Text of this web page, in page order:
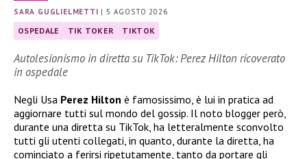
SARA GUGLIELMETTI |5 AGOSTO 2026
OSPEDALE TIK TOKER TIKTOK
Autolesionismo in diretta su TikTok: Perez Hilton ricoverato
in ospedale
Negli Usa Perez Hilton è famosissimo, è lui in pratica ad
aggiornare tutti sul mondo del gossip. Il noto blogger però,
durante una diretta su TikTok, ha letteralmente sconvolto
tutti gli utenti collegati, in quanto, durante la diretta, ha
cominciato a ferirsi ripetutamente, tanto da portare gli